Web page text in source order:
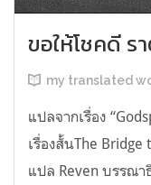
ขอให้โชคดี ร
my translated
แปลจากเรื่อง
เรื่องสั้นThe Bridge
แปล Reven บรรณ